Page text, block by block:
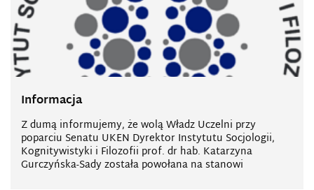
Informacja
Z dumą informujemy, że wolą Władz Uczelni przy
poparciu Senatu UKEN Dyrektor Instytutu Socjologii,
Kognitywistyki i Filozofii prof. dr hab. Katarzyna
Gurczyńska-Sady została powołana na stanowi